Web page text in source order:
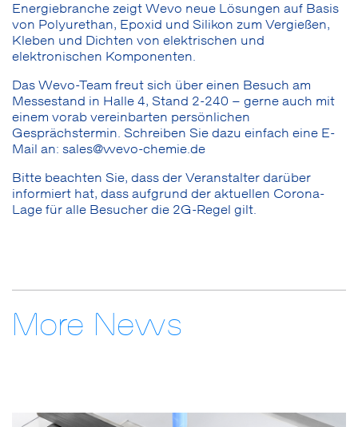
Energiebranche zeigt Wevo neue Lösungen auf Basis
von Polyurethan, Epoxid und Silikon zum Vergießen,
Kleben und Dichten von elektrischen und
elektronischen Komponenten.
Das Wevo-Team freut sich über einen Besuch am
Messestand in Halle 4, Stand 2-240 – gerne auch mit
einem vorab vereinbarten persönlichen
Gesprächstermin. Schreiben Sie dazu einfach eine E-
Mail an: sales@wevo-chemie.de
Bitte beachten Sie, dass der Veranstalter darüber
informiert hat, dass aufgrund der aktuellen Corona-
Lage für alle Besucher die 2G-Regel gilt.
More News